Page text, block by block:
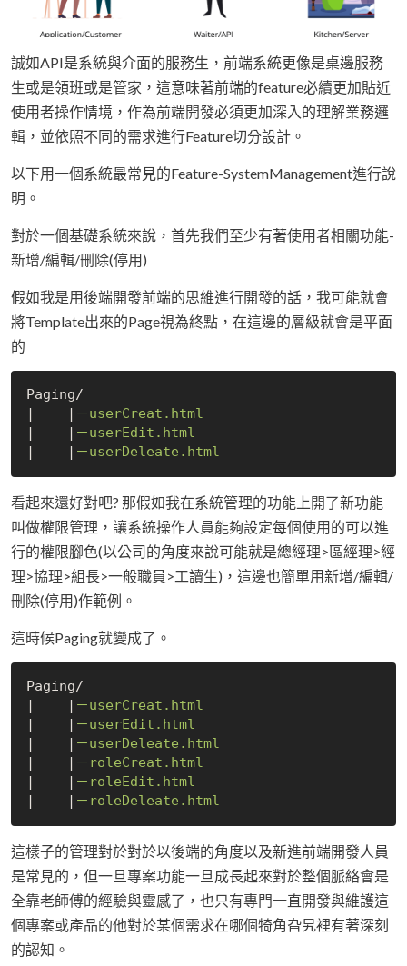
誠如API是系統與介面的服務生，前端系統更像是桌邊服務
生或是領班或是管家，這意味著前端的feature必續更加貼近
使用者操作情境，作為前端開發必須更加深入的理解業務邏
輯，並依照不同的需求進行Feature切分設計。
以下用一個系統最常見的Feature-SystemManagement進行說
明。
對於一個基礎系統來說，首先我們至少有著使用者相關功能-
新增/編輯/刪除(停用)
假如我是用後端開發前端的思維進行開發的話，我可能就會
將Template出來的Page視為終點，在這邊的層級就會是平面
的
Paging/
|
|
|
|
|
|
看起來還好對吧? 那假如我在系統管理的功能上開了新功能
叫做權限管理，讓系統操作人員能夠設定每個使用的可以進
行的權限腳色(以公司的角度來說可能就是總經理>區經理>經
理>協理>組長>一般職員>工讀生)，這邊也簡單用新增/編輯/
刪除(停用)作範例。
這時候Paging就變成了。
Paging/
|
|
|
|
|
|
|
|
|
|
|
|
這樣子的管理對於對於以後端的角度以及新進前端開發人員
是常見的，但一旦專案功能一旦成長起來對於整個脈絡會是
全靠老師傅的經驗與靈感了，也只有專門一直開發與維護這
個專案或產品的他對於某個需求在哪個犄角旮旯裡有著深刻
的認知。